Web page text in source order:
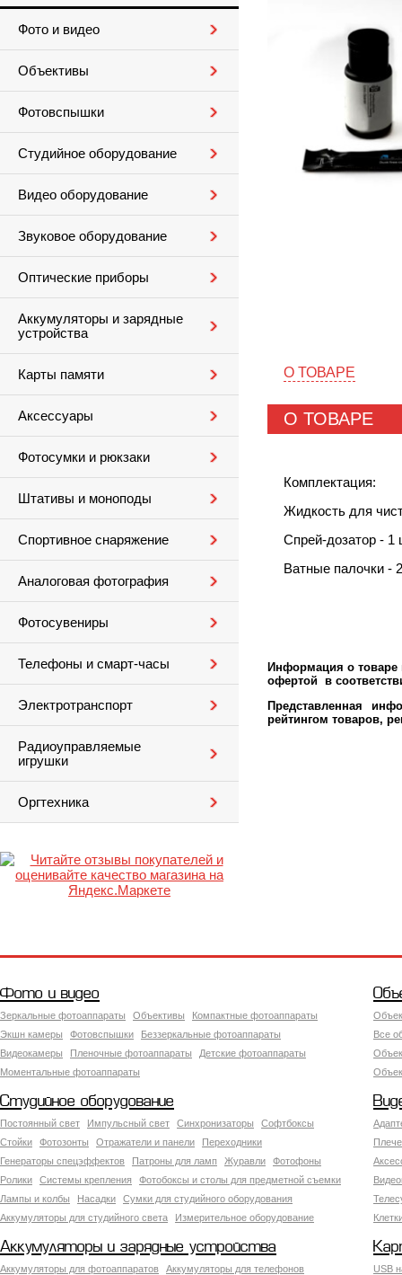
Фото и видео
Объективы
Фотовспышки
Студийное оборудование
Видео оборудование
Звуковое оборудование
Оптические приборы
Аккумуляторы и зарядные
устройства
Карты памяти
Аксессуары
Фотосумки и рюкзаки
Штативы и моноподы
Спортивное снаряжение
Аналоговая фотография
Фотосувениры
Телефоны и смарт-часы
Электротранспорт
Радиоуправляемые
игрушки
Оргтехника
О ТОВАРЕ
О ТОВАРЕ
Комплектация:
Жидкость для
Спрей-дозатор - 1
Ватные палочки -
Информация о товаре
офертой в
Представленная
рейтингом товаров,
Фото и видео
Зеркальные фотоаппараты Объективы
Компактные фотоаппараты
Экшн камеры
Фотовспышки
Беззеркальные фотоаппараты
Видеокамеры
Пленочные фотоаппараты
Детские фотоаппараты
Моментальные фотоаппараты
Все
Студийное оборудование
Постоянный свет Импульсный свет Синхронизаторы
Софтбоксы
Стойки
Фотозонты Отражатели и панели
Переходники
Генераторы спецэффектов
Патроны для ламп Журавли
Фотофоны
Ролики
Системы крепления
Фотобоксы и столы для предметной съемки
Лампы и колбы
Насадки
Сумки для студийного оборудования
Аккумуляторы для студийного света
Измерительное оборудование
Аккумуляторы и зарядные устройства
Аккумуляторы для фотоаппаратов
Аккумуляторы для телефонов
USB